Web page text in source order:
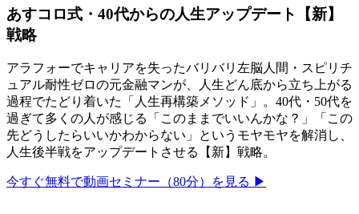
あすコロ式・40代からの人生アップデート【新】
戦略
アラフォーでキャリアを失ったバリバリ左脳人間・スピリチ
ュアル耐性ゼロの元金融マンが、人生どん底から立ち上がる
過程でたどり着いた「人生再構築メソッド」。40代・50代を
過ぎて多くの人が感じる「このままでいいんかな？」「この
先どうしたらいいかわからない」というモヤモヤを解消し、
人生後半戦をアップデートさせる【新】戦略。
今すぐ無料で動画セミナー（80分）を見る ▶